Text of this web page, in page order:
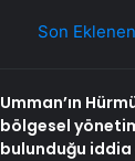
Son Eklenen
Umman’ın
bölgesel
bulunduğu